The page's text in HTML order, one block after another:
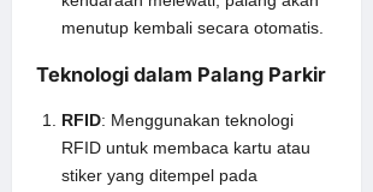
menutup kembali secara otomatis.
Teknologi dalam Palang Parkir
RFID: Menggunakan teknologi
RFID untuk membaca kartu atau
stiker yang ditempel pada